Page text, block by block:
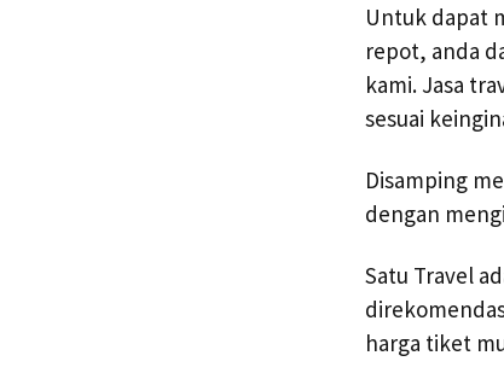
Untuk dapat
repot, anda
kami. Jasa
sesuai
Disamping
dengan
Satu Travel
harga tiket